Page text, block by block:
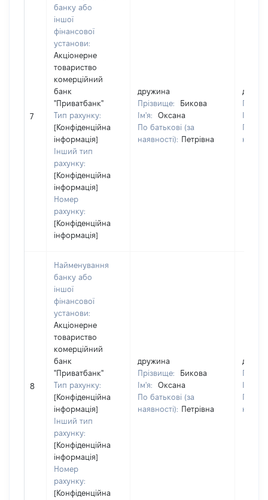
7
банку або
іншої
фінансової
установи:
Акціонерне
товариство
комерційний
банк
"Приватбанк"
Тип рахунку:
[Конфіденційна
інформація]
Інший тип
рахунку:
[Конфіденційна
інформація]
Номер
рахунку:
[Конфіденційна
інформація]
дружина
Прізвище:
Бикова
Ім'я:
Оксана
По батькові (за
наявності): Петрівна
По
8
Найменування
банку або
іншої
фінансової
установи:
Акціонерне
товариство
комерційний
банк
"Приватбанк"
Тип рахунку:
[Конфіденційна
інформація]
Інший тип
рахунку:
[Конфіденційна
інформація]
Номер
рахунку:
[Конфіденційна
дружина
Прізвище:
Бикова
Ім'я:
Оксана
По батькові (за
наявності): Петрівна
По